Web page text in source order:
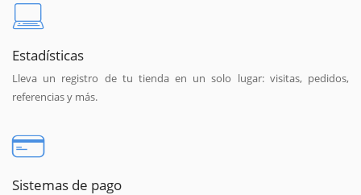
Estadísticas
Lleva un registro de tu tienda en un solo lugar: visitas, pedidos,
referencias y más.
Sistemas de pago